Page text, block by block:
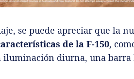
se puede apreciar que la
de la F-150,
iluminación diurna, una